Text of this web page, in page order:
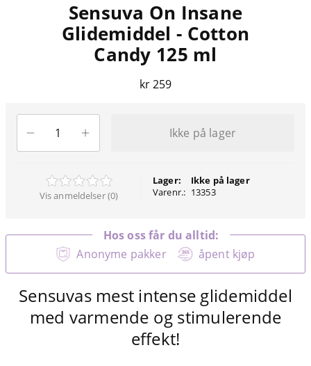
Sensuva On Insane
Glidemiddel - Cotton
Candy 125 ml
kr 259
Ikke på lager
Vis anmeldelser (0)
Lager:
Varenr.:
Ikke på lager
13353
Anonyme pakker åpent kjøp
Hos oss får du alltid:
Sensuvas mest intense glidemiddel
med varmende og stimulerende
effekt!